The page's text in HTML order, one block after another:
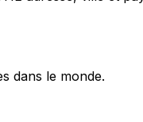
dans le monde.